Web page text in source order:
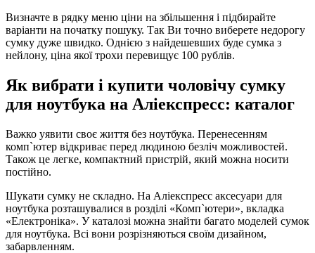
Визначте в рядку меню ціни на збільшення і підбирайте
варіанти на початку пошуку. Так Ви точно виберете недорогу
сумку дуже швидко. Однією з найдешевших буде сумка з
нейлону, ціна якої трохи перевищує 100 рублів.
Як вибрати і купити чоловічу сумку
для ноутбука на Аліекспресс: каталог
Важко уявити своє життя без ноутбука. Перенесенням
комп`ютер відкриває перед людиною безліч можливостей.
Також це легке, компактний пристрій, який можна носити
постійно.
Шукати сумку не складно. На Аліекспресс аксесуари для
ноутбука розташувалися в розділі «Комп`ютери», вкладка
«Електроніка». У каталозі можна знайти багато моделей сумок
для ноутбука. Всі вони розрізняються своїм дизайном,
забарвленням.